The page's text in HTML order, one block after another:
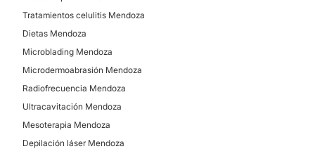
Tratamientos celulitis Mendoza
Dietas Mendoza
Microblading Mendoza
Microdermoabrasión Mendoza
Radiofrecuencia Mendoza
Ultracavitación Mendoza
Mesoterapia Mendoza
Depilación láser Mendoza